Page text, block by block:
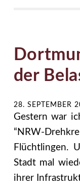
der
28. SEPTEMBER
Gestern war
“NRW-
Flüchtlingen.
Stadt mal
ihrer